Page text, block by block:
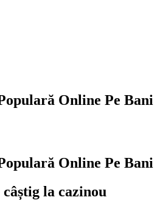
Online Pe Bani
Online Pe Bani
la cazinou